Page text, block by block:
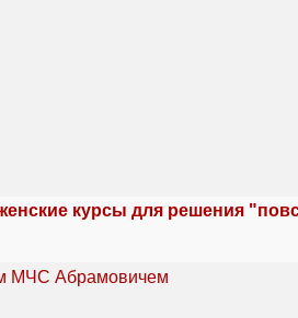
курсы для решения